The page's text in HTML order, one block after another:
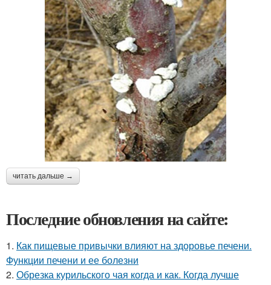
читать дальше →
Последние обновления на сайте:
1. Как пищевые привычки влияют на здоровье печени.
Функции печени и ее болезни
2. Обрезка курильского чая когда и как. Когда лучше